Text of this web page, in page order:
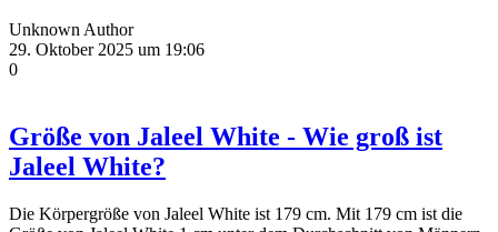
Unknown Author
29. Oktober 2025 um 19:06
0
Größe von Jaleel White - Wie groß ist
Jaleel White?
Die Körpergröße von Jaleel White ist 179 cm. Mit 179 cm ist die